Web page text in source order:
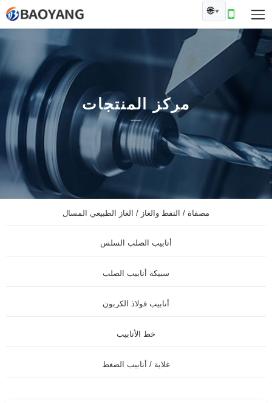
🌐▼
مركز المنتجات
مصفاة / النفط والغاز / الغاز الطبيعي المسال
أنابيب الصلب السلس
سبيكة أنابيب الصلب
أنابيب فولاذ الكربون
خط الأنابيب
غلاية / أنابيب الضغط